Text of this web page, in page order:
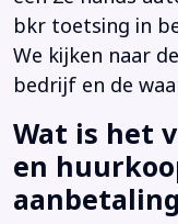
bkr toetsing in
We kijken naar
bedrijf en de
Wat is het
en